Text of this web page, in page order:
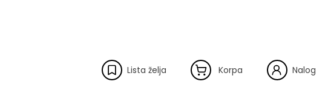
Lista želja Korpa Nalog